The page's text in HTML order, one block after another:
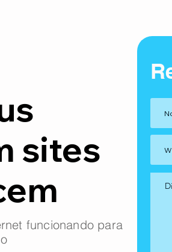
sites
funcionando para